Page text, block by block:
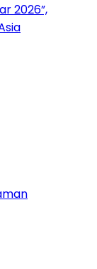
2026”,